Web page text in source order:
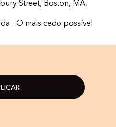
Street, Boston, MA,
: O mais cedo possível